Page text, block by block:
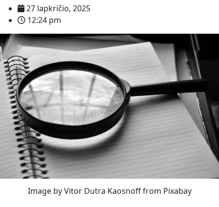
27 lapkričio, 2025
12:24 pm
Image by Vitor Dutra Kaosnoff from Pixabay